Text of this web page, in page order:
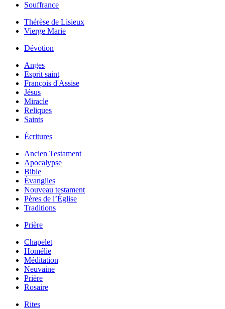
Souffrance
Thérèse de Lisieux
Vierge Marie
Dévotion
Anges
Esprit saint
François d'Assise
Jésus
Miracle
Reliques
Saints
Écritures
Ancien Testament
Apocalypse
Bible
Évangiles
Nouveau testament
Pères de l’Église
Traditions
Prière
Chapelet
Homélie
Méditation
Neuvaine
Prière
Rosaire
Rites